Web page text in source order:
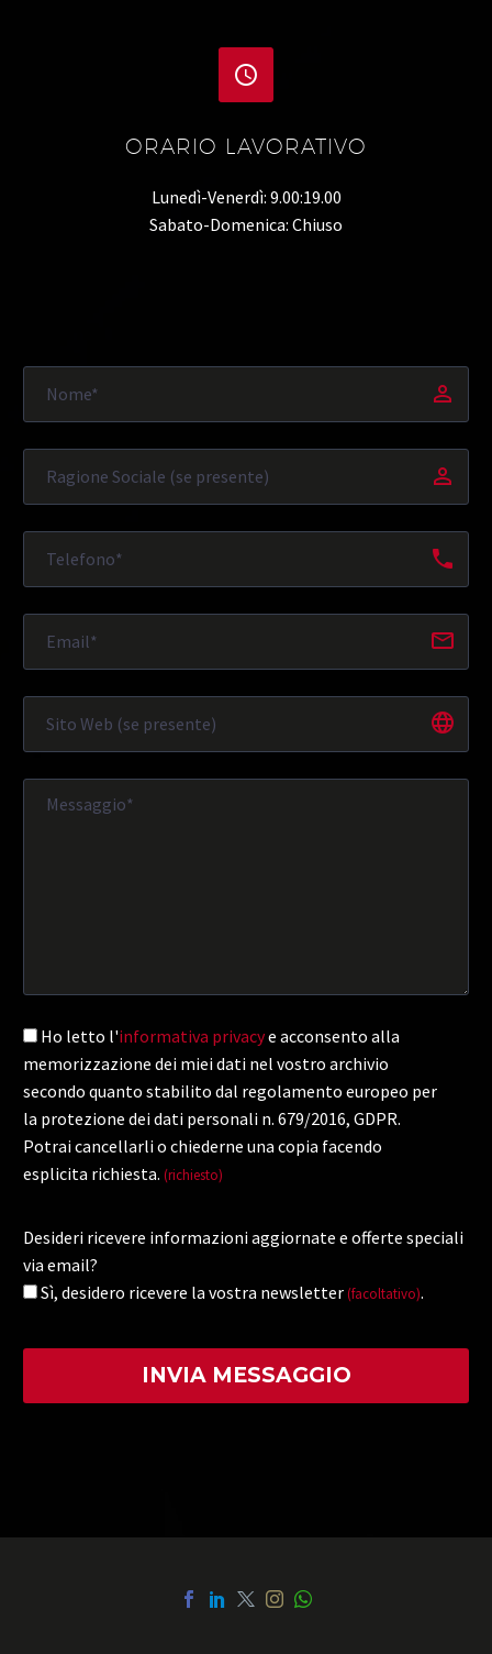


ORARIO LAVORATIVO
Lunedì-Venerdì: 9.00:19.00
Sabato-Domenica: Chiuso
Ho letto l'informativa privacye acconsento alla
memorizzazione dei miei dati nel vostro archivio
secondo quanto stabilito dal regolamento europeo per
la protezione dei dati personali n. 679/2016, GDPR.
Potrai cancellarli o chiederne una copia facendo
esplicita richiesta. (richiesto)
Desideri ricevere informazioni aggiornate e offerte speciali
via email?
Sì, desidero ricevere la vostra newsletter (facoltativo).